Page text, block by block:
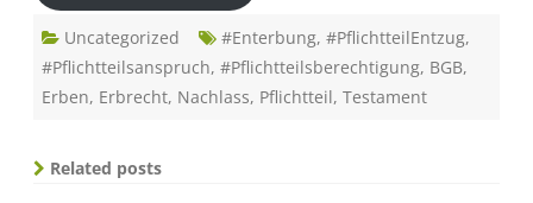
Uncategorized #Enterbung, #PflichtteilEntzug,
#Pflichtteilsanspruch, #Pflichtteilsberechtigung, BGB,
Erben, Erbrecht, Nachlass, Pflichtteil, Testament
Related posts